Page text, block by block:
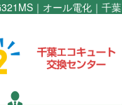
｜オール電化｜千